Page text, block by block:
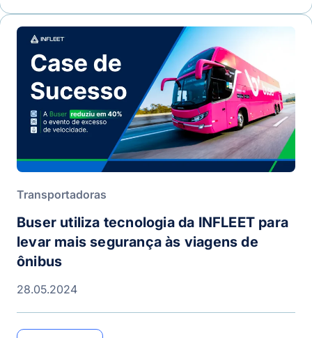
Transportadoras
Buser utiliza tecnologia da INFLEET para
levar mais segurança às viagens de
ônibus
28.05.2024